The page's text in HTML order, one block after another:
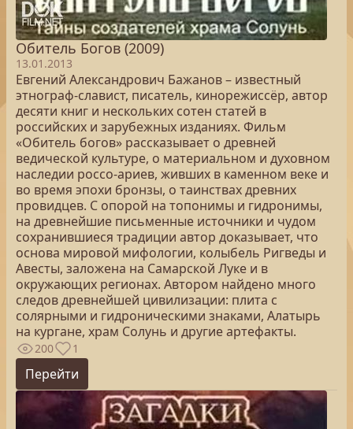
Обитель Богов (2009)
13.01.2013
Евгений Александрович Бажанов – известный
этнограф-славист, писатель, кинорежиссёр, автор
десяти книг и нескольких сотен статей в
российских и зарубежных изданиях. Фильм
«Обитель богов» рассказывает о древней
ведической культуре, о материальном и духовном
наследии россо-ариев, живших в каменном веке и
во время эпохи бронзы, о таинствах древних
провидцев. С опорой на топонимы и гидронимы,
на древнейшие письменные источники и чудом
сохранившиеся традиции автор доказывает, что
основа мировой мифологии, колыбель Ригведы и
Авесты, заложена на Самарской Луке и в
окружающих регионах. Автором найдено много
следов древнейшей цивилизации: плита с
солярными и гидроническими знаками, Алатырь
на кургане, храм Солунь и другие артефакты.
200 1
Перейти